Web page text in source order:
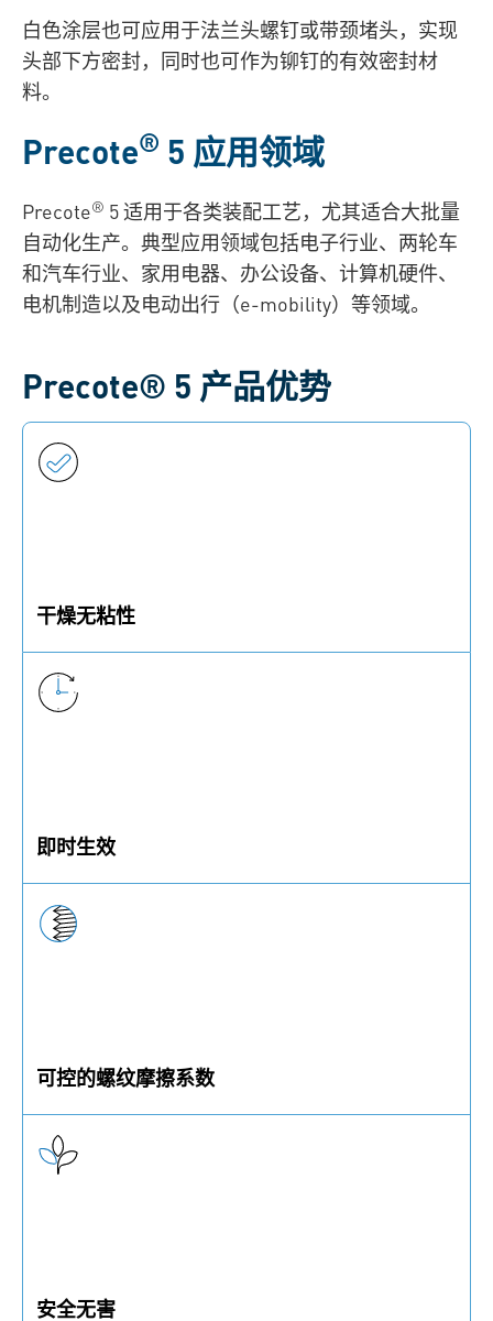
白色涂层也可应用于法兰头螺钉或带颈堵头，实现
头部下方密封，同时也可作为铆钉的有效密封材
料。
Precote® 5 应用领域
Precote® 5适用于各类装配工艺，尤其适合大批量
自动化生产。典型应用领域包括电子行业、两轮车
和汽车行业、家用电器、办公设备、计算机硬件、
电机制造以及电动出行（e-mobility）等领域。
Precote® 5 产品优势
干燥无粘性
即时生效
可控的螺纹摩擦系数
安全无害